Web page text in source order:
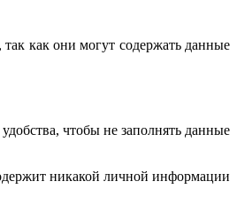
как они могут содержать данные
чтобы не заполнять данные
никакой личной информации